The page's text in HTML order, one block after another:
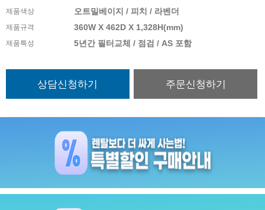
제품색상 오트밀베이지 / 피치 / 라벤더
제품규격 360W X 462D X 1,328H(mm)
제품특성 5년간 필터교체 / 점검 / AS 포함